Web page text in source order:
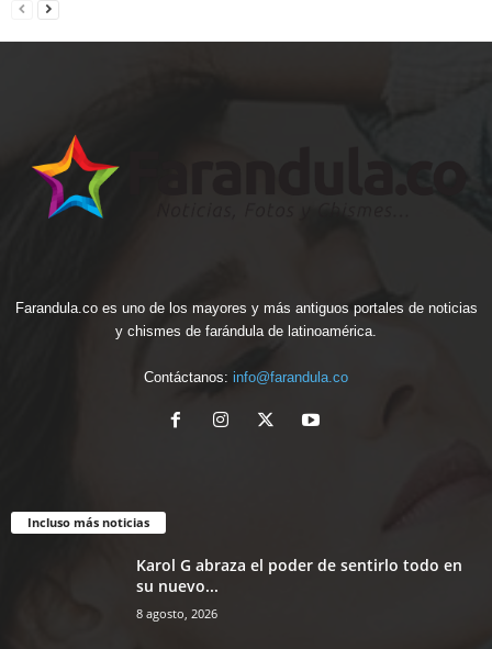
Farandula.co es uno de los mayores y más antiguos portales de noticias
y chismes de farándula de latinoamérica.
Contáctanos: info@farandula.co
Incluso más noticias
Karol G abraza el poder de sentirlo todo en
su nuevo...
8 agosto, 2026